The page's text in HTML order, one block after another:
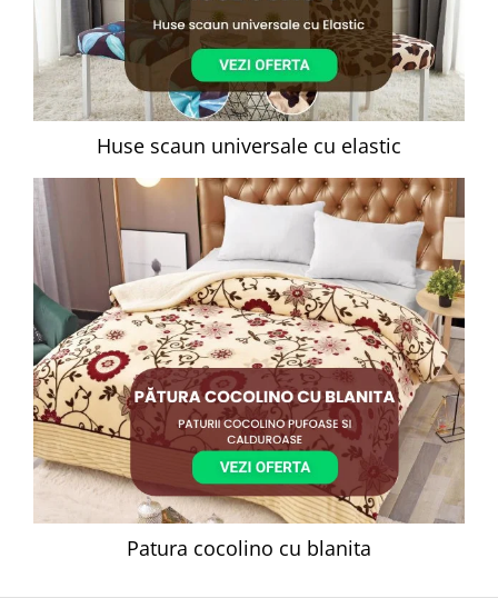
Huse scaun universale cu elastic
Patura cocolino cu blanita